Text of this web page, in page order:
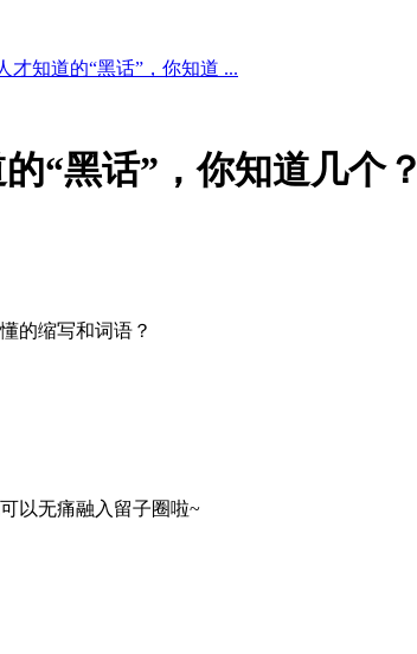
才知道的“黑话”，你知道 ...
“黑话”，你知道几个？
的缩写和词语？
以无痛融入留子圈啦~